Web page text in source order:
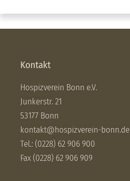
Kontakt
Hospizverein Bonn e.V.
Junkerstr. 21
53177 Bonn
kontakt@hospizverein-bonn.de
Tel.: (0228) 62 906 900
Fax (0228) 62 906 909